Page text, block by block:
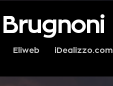
Brugnoni
Eliweb iDealizzo.com